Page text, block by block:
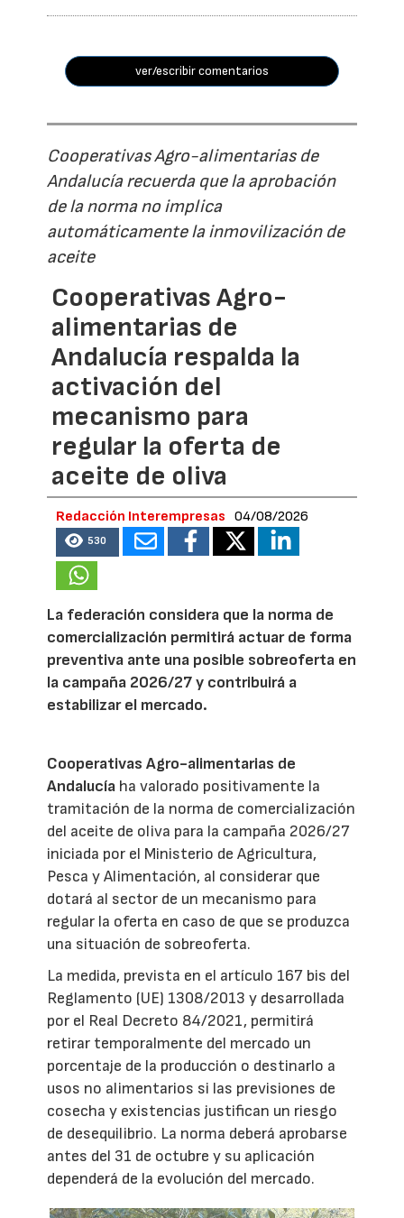
ver/escribir comentarios
Cooperativas Agro-alimentarias de
Andalucía recuerda que la aprobación
de la norma no implica
automáticamente la inmovilización de
aceite
Cooperativas Agro-
alimentarias de
Andalucía respalda la
activación del
mecanismo para
regular la oferta de
aceite de oliva
Redacción Interempresas 04/08/2026
530
La federación considera que la norma de
comercialización permitirá actuar de forma
preventiva ante una posible sobreoferta en
la campaña 2026/27 y contribuirá a
estabilizar el mercado.
Cooperativas Agro-alimentarias de
Andalucía ha valorado positivamente la
tramitación de la norma de comercialización
del aceite de oliva para la campaña 2026/27
iniciada por el Ministerio de Agricultura,
Pesca y Alimentación, al considerar que
dotará al sector de un mecanismo para
regular la oferta en caso de que se produzca
una situación de sobreoferta.
La medida, prevista en el artículo 167 bis del
Reglamento (UE) 1308/2013 y desarrollada
por el Real Decreto 84/2021, permitirá
retirar temporalmente del mercado un
porcentaje de la producción o destinarlo a
usos no alimentarios si las previsiones de
cosecha y existencias justifican un riesgo
de desequilibrio. La norma deberá aprobarse
antes del 31 de octubre y su aplicación
dependerá de la evolución del mercado.